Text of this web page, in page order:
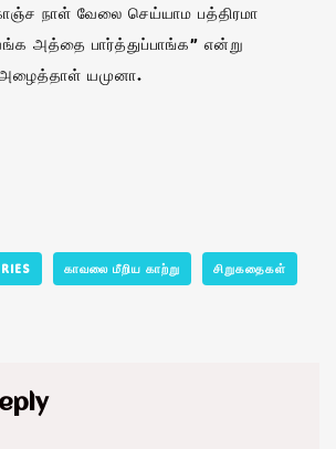
நாள் வேலை செய்யாம பத்திரமா
அத்தை பார்த்துப்பாங்க” என்று
அழைத்தாள் யமுனா.
காவலை மீறிய காற்று சிறுகதைகள்